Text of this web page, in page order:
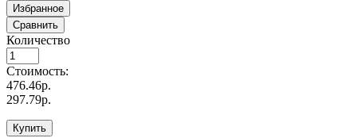
Избранное
Сравнить
Количество
Стоимость:
476.46р.
297.79р.
Купить